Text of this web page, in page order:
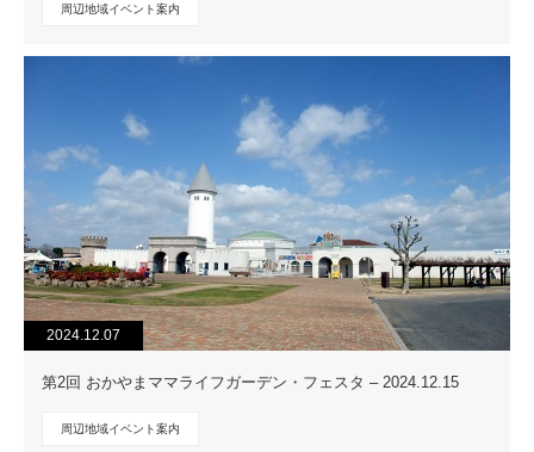
周辺地域イベント案内
2024.12.07
第2回 おかやまママライフガーデン・フェスタ – 2024.12.15
周辺地域イベント案内